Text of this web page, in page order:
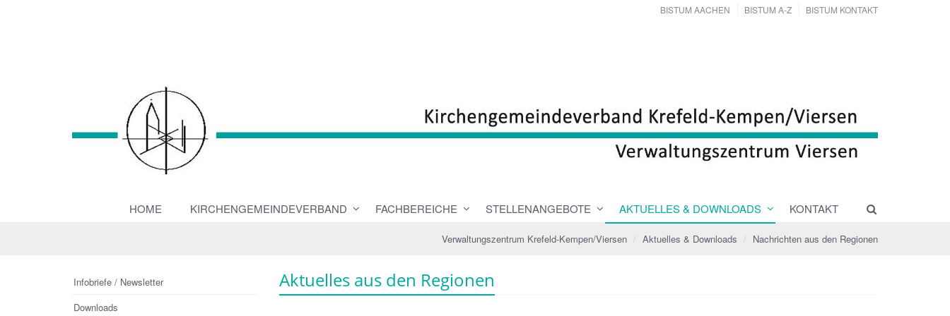
BISTUM AACHEN BISTUM A-Z BISTUM KONTAKT
HOME KIRCHENGEMEINDEVERBAND FACHBEREICHE STELLENANGEBOTE AKTUELLES & DOWNLOADS KONTAKT
Verwaltungszentrum Krefeld-Kempen/Viersen Aktuelles & Downloads Nachrichten aus den Regionen
Aktuelles aus den Regionen
Infobriefe / Newsletter
Downloads